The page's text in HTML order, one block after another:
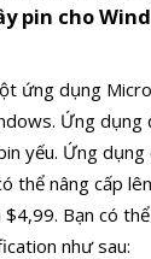
pin cho
ứng dụng
Ứng dụng
yếu. Ứng
thể nâng cấp
$4,99. Bạn có
như sau: